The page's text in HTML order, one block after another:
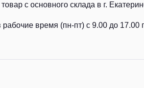
с основного склада в г.
рабочие время (пн-пт) с 9.00 до 17.00